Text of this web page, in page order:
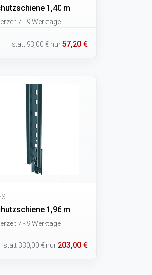
1,40 m
7 - 9 Werktage
statt93,00 € nur 57,20 €
1,96 m
7 - 9 Werktage
statt330,00 € nur 203,00 €